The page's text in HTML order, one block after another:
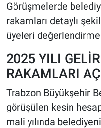
Görüşmelerde
rakamları detaylı
üyeleri
2025 YILI
RAKAMLARI
Trabzon Büyükşehir
görüşülen kesin
mali yılında
POLİTİKA
SPOR
MAGAZİN
Bilim, Teknoloji